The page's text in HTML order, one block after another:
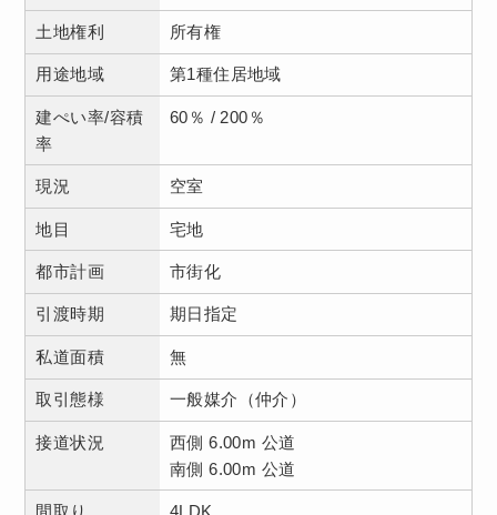
土地権利 所有権
用途地域 第1種住居地域
建ぺい率/容積
率
60％ / 200％
現況 空室
地目 宅地
都市計画 市街化
引渡時期 期日指定
私道面積 無
取引態様 一般媒介（仲介）
接道状況
西側 6.00m 公道
南側 6.00m 公道